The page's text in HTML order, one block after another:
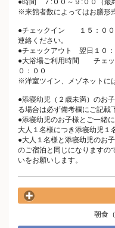
●時間 ７:００～９:００（最
※来館者数によってはお膳形
●チェックイン １５：００
連絡ください。
●チェックアウト 翌日１０：
●大浴場ご利用時間 チェッ
０：００
※洋室ツイン、メゾネットに
●添寝幼児（２歳未満）のお
る場合は必ず備考欄にご記載
●添寝幼児のお子様とご一緒
大人１名様につき添寝幼児１
●大人１名様と添寝幼児のお
のご宿泊と同じになりますの
いをお願いします。
朝食